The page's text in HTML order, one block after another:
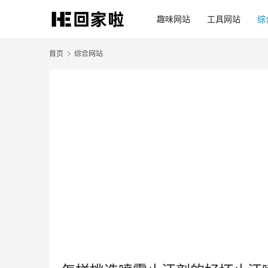
趣味网站 工具网站 综
首页 综合网站